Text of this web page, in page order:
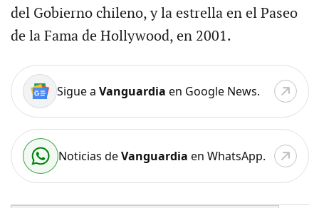
del Gobierno chileno, y la estrella en el Paseo
de la Fama de Hollywood, en 2001.
Sigue a Vanguardia en Google News.
Noticias deVanguardia en WhatsApp.